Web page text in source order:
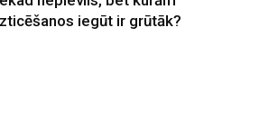
iegūt ir grūtāk?